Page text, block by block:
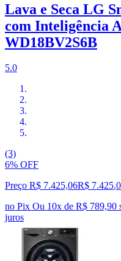
Lava e Seca LG
com Inteligência
WD18BV2S6B
5.0
(3)
6% OFF
Preço R$ 7.425,06R$ 7.425,
no Pix Ou 10x de R$ 789,90
juros